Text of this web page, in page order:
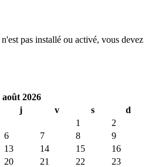
pas installé ou activé, vous devez
août 2026
j v s
d
1
2
6 7 8
9
13 14 15
16
20 21 22 23